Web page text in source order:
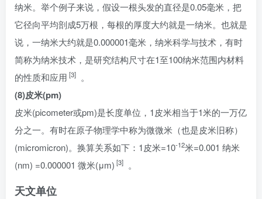
纳米。举个例子来说，假设一根头发的直径是0.05毫米，把
它径向平均剖成5万根，每根的厚度大约就是一纳米。也就是
说，一纳米大约就是0.000001毫米，纳米科学与技术，有时
简称为纳米技术，是研究结构尺寸在1至100纳米范围内材料
的性质和应用 [3] 。
(8)皮米(pm)
皮米(picometer或pm)是长度单位，1皮米相当于1米的一万亿
分之一。有时在原子物理学中称为微微米（也是皮米旧称）
(micromicron)。换算关系如下：1皮米=10-12米=0.001 纳米
(nm) =0.000001 微米(μm) [3] 。
天文单位